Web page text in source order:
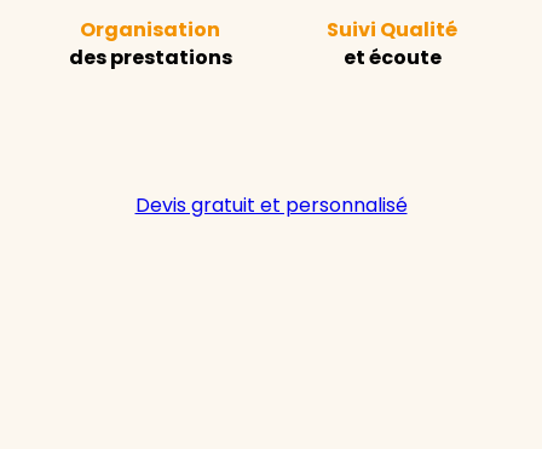
Organisation
des prestations
Suivi Qualité
et écoute
Devis gratuit et personnalisé